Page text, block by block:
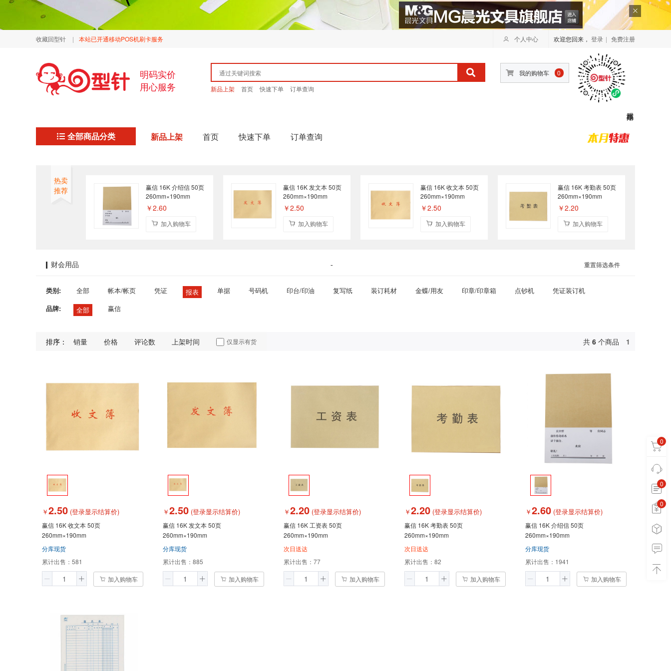
收藏回型针 | 本站已开通移动POS机刷卡服务 欢迎您回来， 登录 | 免费注册
个人中心
明码实价
用心服务
新品上架 首页 快速下单 订单查询
我的购物车 0
全部商品分类 新品上架 首页 快速下单 订单查询
0
0
0 0
热卖
推荐
赢信 16K 介绍信 50页
260mm×190mm
￥2.60
加入购物车
赢信 16K 发文本 50页
260mm×190mm
￥2.50
加入购物车
赢信 16K 收文本 50页
260mm×190mm
￥2.50
加入购物车
赢信 16K 考勤表 50页
260mm×190mm
￥2.20
加入购物车
财会用品 - 重置筛选条件
类别: 全部 帐本/帐页 凭证 报表 单据 号码机 印台/印油 复写纸 装订耗材 金蝶/用友 印章/印章箱 点钞机
凭证装订机
品牌:
全部 赢信
排序： 销量 价格 评论数 上架时间 仅显示有货 共 6 个商品 1
￥2.50 (登录显示结算价)
赢信 16K 收文本 50页
260mm×190mm
分库现货
累计出售： 581
加入购物车
￥2.50 (登录显示结算价)
赢信 16K 发文本 50页
260mm×190mm
分库现货
累计出售： 885
加入购物车
￥2.20 (登录显示结算价)
赢信 16K 工资表 50页
260mm×190mm
次日送达
累计出售： 77
加入购物车
￥2.20 (登录显示结算价)
赢信 16K 考勤表 50页
260mm×190mm
次日送达
累计出售： 82
加入购物车
￥2.60 (登录显示结算价)
赢信 16K 介绍信 50页
260mm×190mm
分库现货
累计出售： 1941
加入购物车